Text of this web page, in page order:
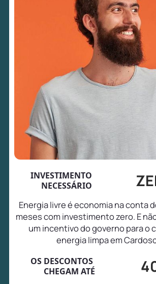
INVESTIMENTO
NECESSÁRIO
Energia livre é economia na conta
meses com investimento zero. E
um incentivo do governo para o
energia limpa em
OS DESCONTOS
CHEGAM ATÉ